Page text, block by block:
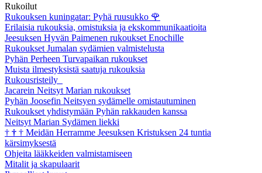
Rukoilut
Rukouksen kuningatar: Pyhä ruusukko 🌹
Erilaisia rukouksia, omistuksia ja ekskommunikaatioita
Jeesuksen Hyvän Paimenen rukoukset Enochille
Rukoukset Jumalan sydämien valmistelusta
Pyhän Perheen Turvapaikan rukoukset
Muista ilmestyksistä saatuja rukouksia
Rukousristeily
Jacarein Neitsyt Marian rukoukset
Pyhän Joosefin Neitsyen sydämelle omistautuminen
Rukoukset yhdistymään Pyhän rakkauden kanssa
Neitsyt Marian Sydämen liekki
† † † Meidän Herramme Jeesuksen Kristuksen 24 tuntia
kärsimyksestä
Ohjeita lääkkeiden valmistamiseen
Mitalit ja skapulaarit